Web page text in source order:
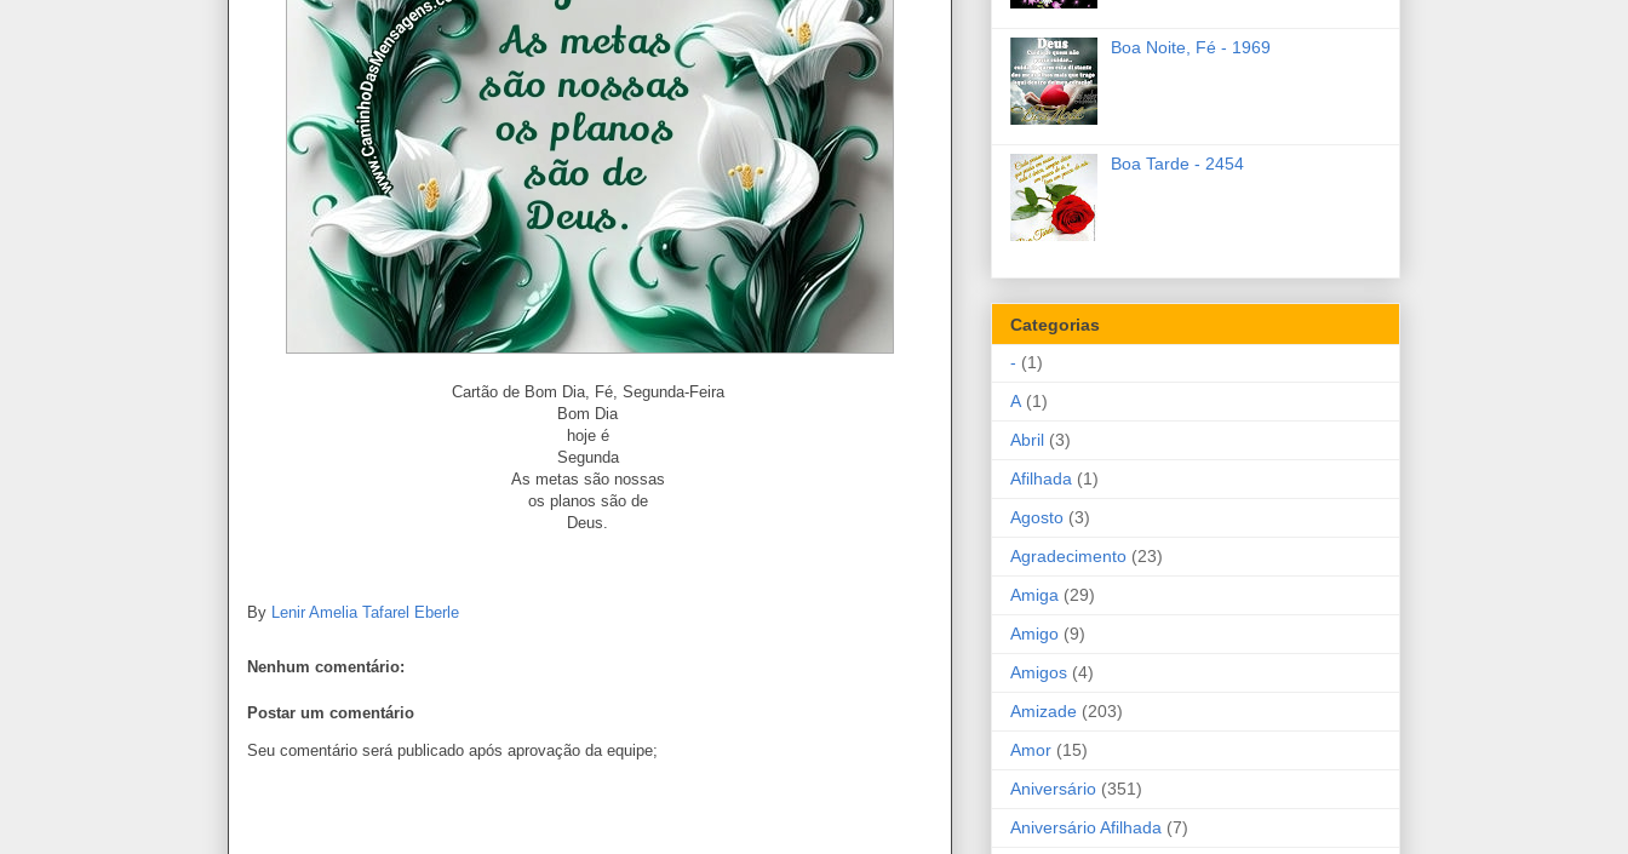
Cartão de Bom Dia, Fé, Segunda-Feira
Bom Dia
hoje é
Segunda
As metas são nossas
os planos são de
Deus.
By Lenir Amelia Tafarel Eberle
Nenhum comentário:
Postar um comentário
Seu comentário será publicado após aprovação da equipe;
Boa Noite, Fé - 1969
Boa Tarde - 2454
Categorias
- (1)
A (1)
Abril (3)
Afilhada (1)
Agosto (3)
Agradecimento (23)
Amiga (29)
Amigo (9)
Amigos (4)
Amizade (203)
Amor (15)
Aniversário (351)
Aniversário Afilhada (7)